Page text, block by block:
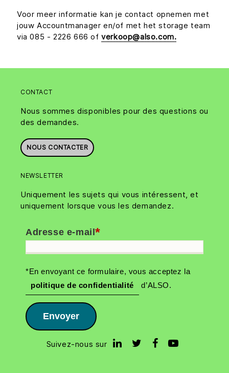
Voor meer informatie kan je contact opnemen met
jouw Accountmanager en/of met het storage team
via 085 - 2226 666 ofverkoop@also.com.
CONTACT
Nous sommes disponibles pour des questions ou
des demandes.
NOUS CONTACTER
NEWSLETTER
Uniquement les sujets qui vous intéressent, et
uniquement lorsque vous les demandez.
*
Adresse e-mail
*En envoyant ce formulaire, vous acceptez la
politique de confidentialité
d’ALSO.
Envoyer
Suivez-nous sur